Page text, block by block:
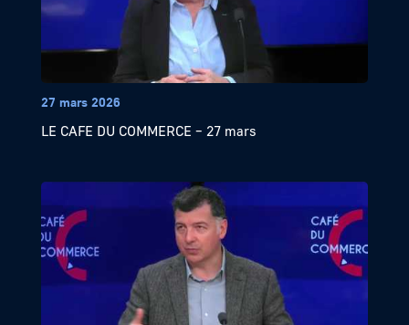
27 mars 2026
LE CAFE DU COMMERCE – 27 mars